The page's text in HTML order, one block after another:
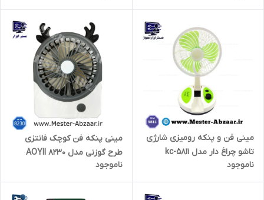
DC01
مینی فن و پنکه رومیزی شارژی
تاشو چراغ دار مدل kc-5811
ناموجود
مینی پنکه فن کوچک فانتزی
طرح گوزنی مدل 8230 AOYII
ناموجود